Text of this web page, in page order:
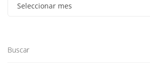
Seleccionar mes
Buscar